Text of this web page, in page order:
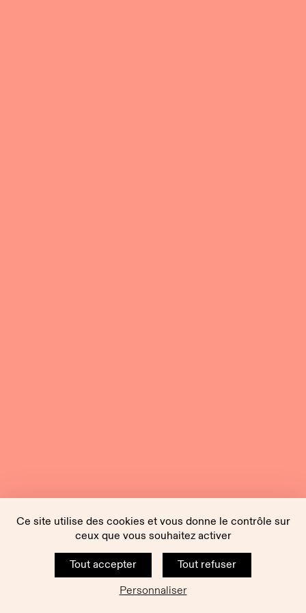
Ce site utilise des cookies et vous donne le contrôle sur
ceux que vous souhaitez activer
Tout accepter
Tout refuser
Personnaliser